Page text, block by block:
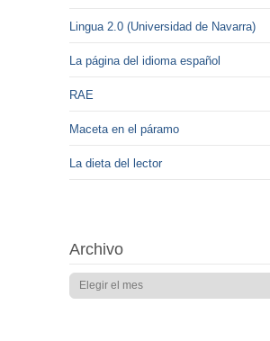
Lingua 2.0 (Universidad de Navarra)
La página del idioma español
RAE
Maceta en el páramo
La dieta del lector
Archivo